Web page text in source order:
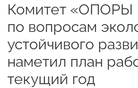
Комитет
по вопросам
устойчивого
наметил план
текущий год